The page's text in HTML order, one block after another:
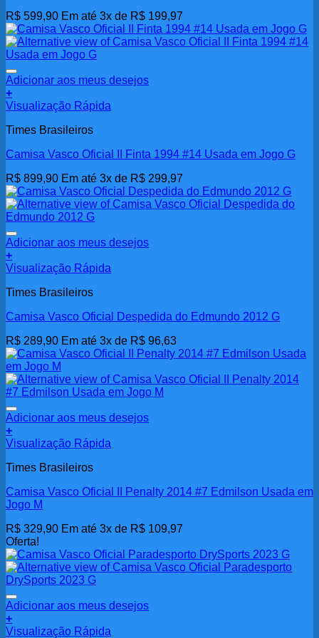
opções
podem
ser
escolhidas
na
página
do
produto
R$ 599,90 Em até 3x de R$ 199,97
Adicionar aos meus desejos
+
Visualização Rápida
Times Brasileiros
Camisa Vasco Oficial II Finta 1994 #14 Usada em Jogo G
R$ 899,90 Em até 3x de R$ 299,97
Adicionar aos meus desejos
+
Visualização Rápida
Times Brasileiros
Camisa Vasco Oficial Despedida do Edmundo 2012 G
R$ 289,90 Em até 3x de R$ 96,63
Adicionar aos meus desejos
+
Visualização Rápida
Times Brasileiros
Camisa Vasco Oficial II Penalty 2014 #7 Edmilson Usada em
Jogo M
R$ 329,90 Em até 3x de R$ 109,97
Oferta!
Adicionar aos meus desejos
+
Visualização Rápida